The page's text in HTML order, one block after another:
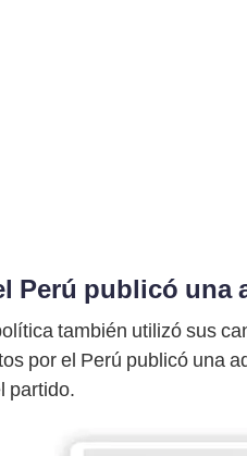
Perú publicó una
también utilizó sus
por el Perú publicó una
partido.